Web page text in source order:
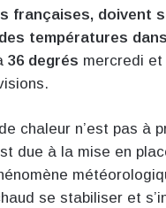
françaises, doivent
températures
36 degrés mercredi et
chaleur n’est pas à
due à la mise en
se stabiliser et